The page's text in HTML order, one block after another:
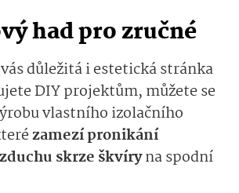
had pro zručné
důležitá i estetická stránka
DIY projektům, můžete se
vlastní­ho izolačního
zamezí pronikání
skrze škvíryna spodní